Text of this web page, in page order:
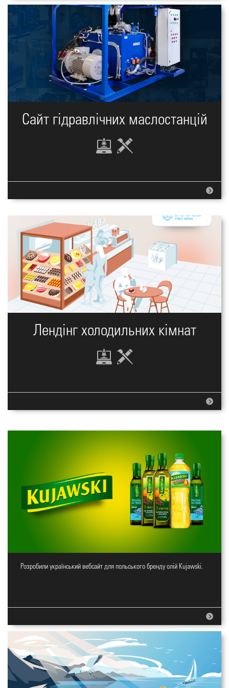
Сайт гідравлічних маслостанцій
Лендінг холодильних кімнат
Вебсайт для олій
Розробили український вебсайт для польського бренду олій Kujawski.